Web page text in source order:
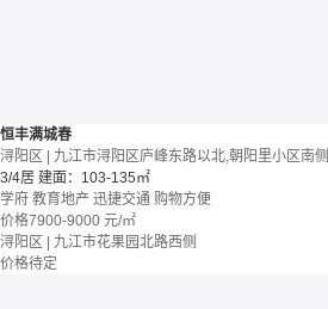
恒丰满城春
浔阳区 | 九江市浔阳区庐峰东路以北,朝阳里小区南侧
3/4居 建面：103-135㎡
学府 教育地产 迅捷交通 购物方便
价格7900-9000 元/㎡
浔阳区 | 九江市花果园北路西侧
价格待定